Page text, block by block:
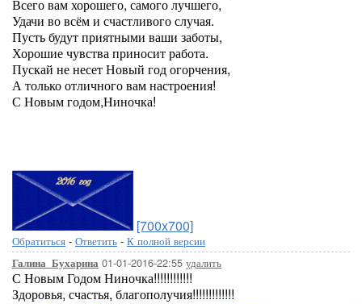
Всего вам хорошего, самого лучшего,
Удачи во всём и счастливого случая.
Пусть будут приятными ваши заботы,
Хорошие чувства приносит работа.
Пускай не несет Новый год огорчения,
А только отличного вам настроения!
С Новым годом,Ниночка!
[700x700]
Обратиться - Ответить - К полной версии
Галина_Бухарина 01-01-2016-22:55 удалить
С Новым Годом Ниночка!!!!!!!!!!!!
Здоровья, счастья, благополучия!!!!!!!!!!!!!